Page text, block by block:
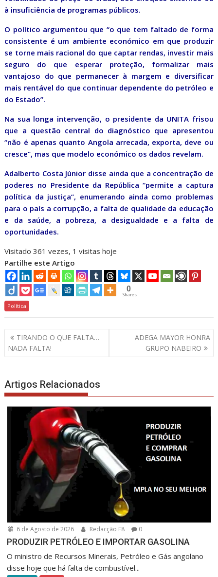
à insuficiência de programas públicos.
O político argumentou que “o que tem faltado de forma
consistente é um ambiente económico em que produzir
se torne mais racional do que captar rendas, investir mais
seguro do que esperar proteção, formalizar mais
vantajoso do que permanecer à margem e diversificar
mais rentável do que continuar dependente do petróleo e
do Estado”.
Na sua longa intervenção, o presidente da UNITA frisou
que a questão central do diagnóstico que apresentou
“não é apenas quanto Angola arrecada, exporta, deve ou
cresce”, mas que modelo económico os dados revelam.
Adalberto Costa Júnior disse ainda que a concentração de
poderes no Presidente da República “permite a captura
política da justiça”, enumerando ainda como problemas
para o país a corrupção, a falta de qualidade da educação
e da saúde, a pobreza, a desigualdade e a falta de
oportunidades.
Visitado 361 vezes, 1 visitas hoje
Partilhe este Artigo
0
Shares
Política
Navegação
de
artigos
TIRANDO O QUE FALTA…
NADA FALTA!
ADEGA MAYOR HONRA
GRUPO NABEIRO
Artigos Relacionados
6 de Agosto de 2026 Redacção F8 0
PRODUZIR PETRÓLEO E IMPORTAR GASOLINA
O ministro de Recursos Minerais, Petróleo e Gás angolano
disse hoje que há falta de combustível...